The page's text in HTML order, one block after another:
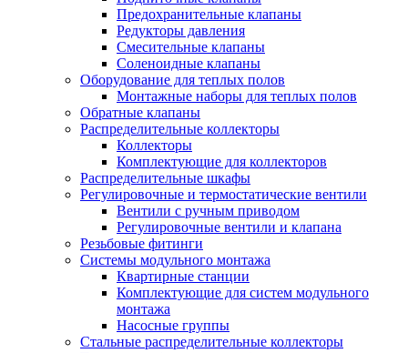
Предохранительные клапаны
Редукторы давления
Смесительные клапаны
Соленоидные клапаны
Оборудование для теплых полов
Монтажные наборы для теплых полов
Обратные клапаны
Распределительные коллекторы
Коллекторы
Комплектующие для коллекторов
Распределительные шкафы
Регулировочные и термостатические вентили
Вентили с ручным приводом
Регулировочные вентили и клапана
Резьбовые фитинги
Системы модульного монтажа
Квартирные станции
Комплектующие для систем модульного
монтажа
Насосные группы
Стальные распределительные коллекторы